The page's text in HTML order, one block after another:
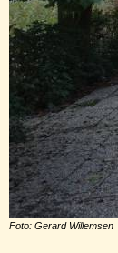
Foto: Gerard Willemsen